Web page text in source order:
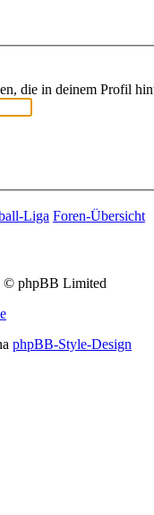
die in deinem Profil
Liga Foren-Übersicht
© phpBB Limited
phpBB-Style-Design